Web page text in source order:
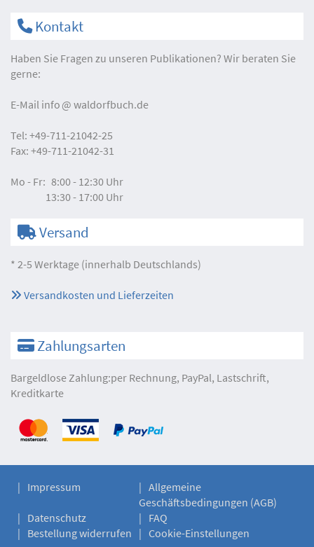
Kontakt
Haben Sie Fragen zu unseren Publikationen? Wir beraten Sie
gerne:
E-Mail info waldorfbuch.de
Tel: +49-711-21042-25
Fax: +49-711-21042-31
Mo - Fr: 8:00 - 12:30 Uhr
13:30 - 17:00 Uhr
Versand
* 2-5 Werktage (innerhalb Deutschlands)
Versandkosten und Lieferzeiten
Zahlungsarten
Bargeldlose Zahlung:per Rechnung, PayPal, Lastschrift,
Kreditkarte
Impressum
Allgemeine
Geschäftsbedingungen (AGB)
Datenschutz
FAQ
Bestellung widerrufen
Cookie-Einstellungen